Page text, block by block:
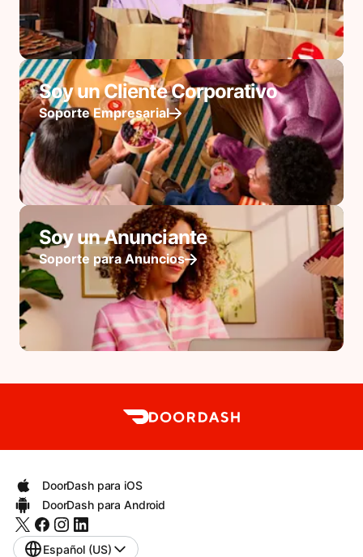
Soy un Cliente Corporativo
Soporte Empresarial
Soy un Anunciante
Soporte para Anuncios
DoorDash para iOS
DoorDash para Android
Español (US)